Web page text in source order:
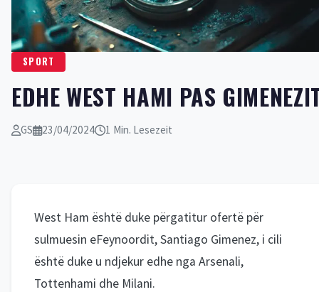
SPORT
EDHE WEST HAMI PAS
GS 23/04/2024 1 Min. Lesezeit
West Ham është duke përgatitur ofertë për
sulmuesin eFeynoordit, Santiago Gimenez, i cili
është duke u ndjekur edhe nga Arsenali,
Tottenhami dhe Milani.